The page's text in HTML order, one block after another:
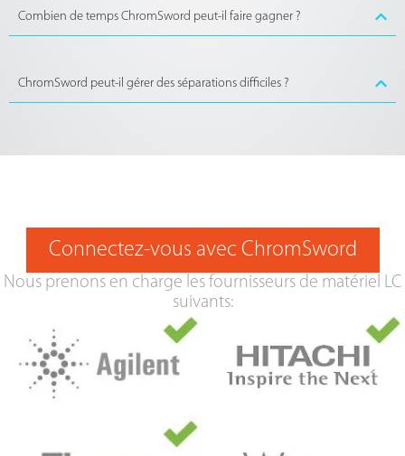
Combien de temps ChromSword peut-il faire gagner ?
ChromSword peut-il gérer des séparations difficiles ?
Connectez-vous avec ChromSword
Nous prenons en charge les fournisseurs de matériel LC
suivants: